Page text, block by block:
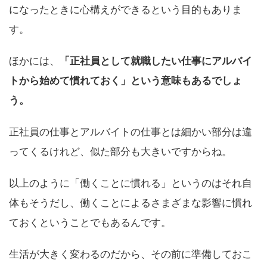
になったときに心構えができるという目的もありま
す。
ほかには、
「正社員として就職したい仕事にアルバイ
トから始めて慣れておく」という意味もあるでしょ
う。
正社員の仕事とアルバイトの仕事とは細かい部分は違
ってくるけれど、似た部分も大きいですからね。
以上のように「働くことに慣れる」というのはそれ自
体もそうだし、働くことによるさまざまな影響に慣れ
ておくということでもあるんです。
生活が大きく変わるのだから、その前に準備しておこ